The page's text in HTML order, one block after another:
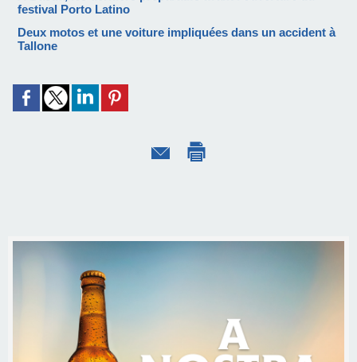
festival Porto Latino
Deux motos et une voiture impliquées dans un accident à
Tallone